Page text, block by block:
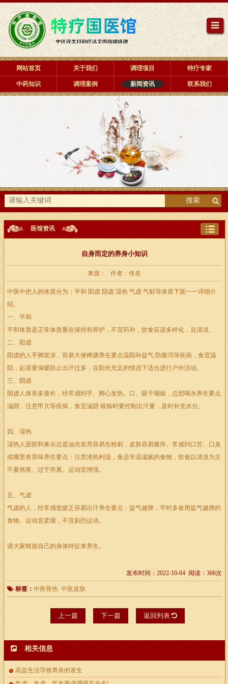
网站首页 关于我们 调理项目 特疗专家
中药知识 调理案例 新闻资讯 联系我们
搜索
医馆资讯
自身而定的养身小知识
来源： 作者：佚名
中医中把人的体质分为：平和 阳虚 阴虚 湿热 气虚 气郁等体质下面一一详细介
绍。
一、平和
平和体质是正常体质重在保持和养护，不宜药补，饮食应该多样化，且清淡。
二、阳虚
阳虚的人手脚发凉、容易大便稀溏养生要点温阳补益气 防腹泻等疾病，食宜温
阳，起居要保暖防止出汗过多，在阳光充足的情况下适当进行户外活动。
三、阴虚
阴虚人体形多瘦长，经常感到手、脚心发热。口、眼干咽燥，总想喝水养生要点
滋阴，注意甲亢等疾病，食宜滋阴 锻炼时要控制出汗量，及时补充水分。
四、湿热
湿热人面部和鼻尖总是油光发亮容易生粉刺，皮肤容易瘙痒。常感到口苦、口臭
或嘴里有异味养生要点：注意清热利湿，食忌辛温滋腻的食物，饮食以清淡为主
不要熬夜、过于劳累。运动宜增强。
五、气虚
气虚的人，经常感觉疲乏容易出汗养生要点：益气健脾，平时多食用益气健脾的
食物。运动宜柔缓，不宜剧烈运动。
请大家根据自己的身体特征来养生。
发布时间：2022-10-04 阅读：366次
标签：中医骨伤 中医皮肤
上一篇 下一篇 返回列表
相关信息
高盐生活导致胃炎的发生